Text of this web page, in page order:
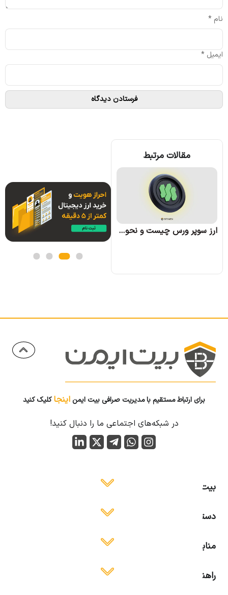
نام *
ایمیل *
مقالات مرتبط
ارز سوپر ورس چیست و نحوه کسب درآمد از آن چگونه است؟
برای ارتباط مستقیم با مدیریت صرافی بیت ایمن اینجاکلیک کنید
در شبکه‌های اجتماعی ما را دنبال کنید!
بیت ایمن
دسترسی آسان
منابع آموزشی
راهنمای استفاده